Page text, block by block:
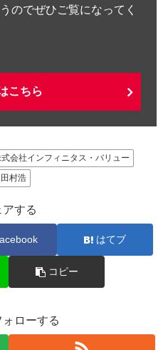
のでぜひご覧になってく
こちら
式会社インフィニタス・バリュー
田村浩
アする
はてブ
コピー
ローする